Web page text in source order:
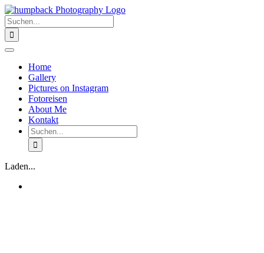
Zum
Inhalt
springen
Suche
nach:
Toggle
NavigationHome
Gallery
Pictures on Instagram
Fotoreisen
About Me
Kontakt
Suche
nach:
Laden...